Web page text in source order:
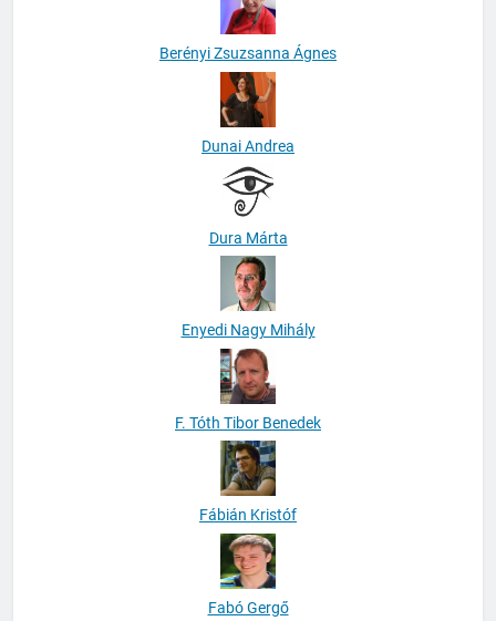
Berényi Zsuzsanna Ágnes
Dunai Andrea
Dura Márta
Enyedi Nagy Mihály
F. Tóth Tibor Benedek
Fábián Kristóf
Fabó Gergő